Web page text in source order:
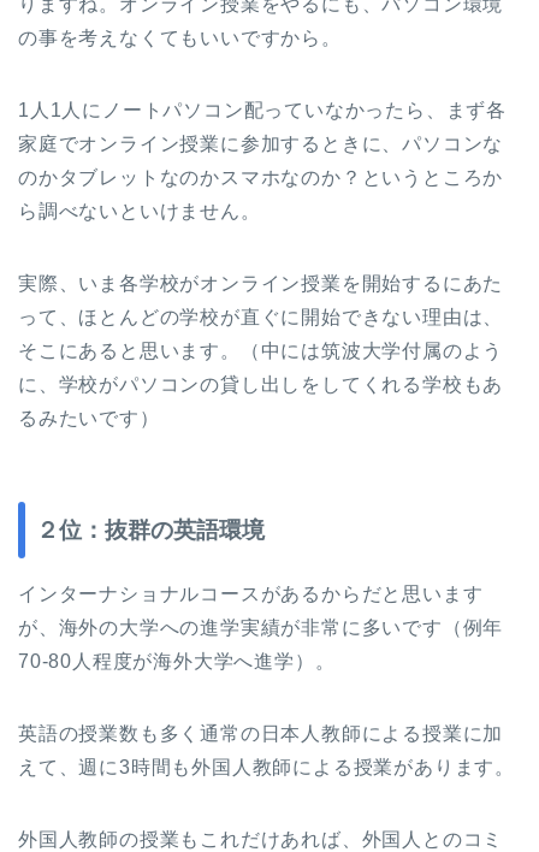
りますね。オンライン授業をやるにも、パソコン環境
の事を考えなくてもいいですから。
1人1人にノートパソコン配っていなかったら、まず各
家庭でオンライン授業に参加するときに、パソコンな
のかタブレットなのかスマホなのか？というところか
ら調べないといけません。
実際、いま各学校がオンライン授業を開始するにあた
って、ほとんどの学校が直ぐに開始できない理由は、
そこにあると思います。（中には筑波大学付属のよう
に、学校がパソコンの貸し出しをしてくれる学校もあ
るみたいです）
２位：抜群の英語環境
インターナショナルコースがあるからだと思います
が、海外の大学への進学実績が非常に多いです（例年
70-80人程度が海外大学へ進学）。
英語の授業数も多く通常の日本人教師による授業に加
えて、週に3時間も外国人教師による授業があります。
外国人教師の授業もこれだけあれば、外国人とのコミ